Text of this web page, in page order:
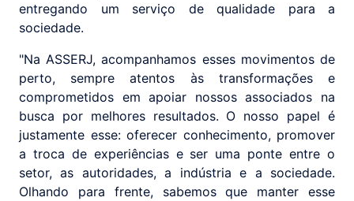
entregando um serviço de qualidade para a
sociedade.
"Na ASSERJ, acompanhamos esses movimentos de
perto, sempre atentos às transformações e
comprometidos em apoiar nossos associados na
busca por melhores resultados. O nosso papel é
justamente esse: oferecer conhecimento, promover
a troca de experiências e ser uma ponte entre o
setor, as autoridades, a indústria e a sociedade.
Olhando para frente, sabemos que manter esse